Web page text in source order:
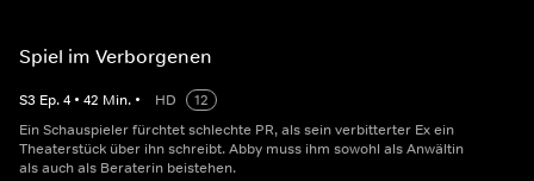
Spiel im Verborgenen
S3 Ep.4 • 42 Min. • HD
12
Ein Schauspieler fürchtet schlechte PR, als sein verbitterter Ex ein
Theaterstück über ihn schreibt. Abby muss ihm sowohl als Anwältin
als auch als Beraterin beistehen.